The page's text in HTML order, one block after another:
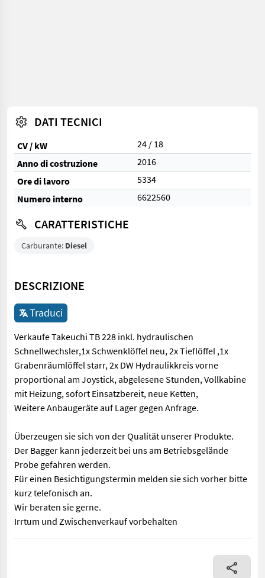
DATI TECNICI
CV / kW
24 / 18
Anno di costruzione
2016
Ore di lavoro
5334
Numero interno
6622560
CARATTERISTICHE
Carburante: Diesel
DESCRIZIONE
Traduci
Verkaufe Takeuchi TB 228 inkl. hydraulischen
Schnellwechsler,1x Schwenklöffel neu, 2x Tieflöffel ,1x
Grabenräumlöffel starr, 2x DW Hydraulikkreis vorne
proportional am Joystick, abgelesene Stunden, Vollkabine
mit Heizung, sofort Einsatzbereit, neue Ketten,
Weitere Anbaugeräte auf Lager gegen Anfrage.
Überzeugen sie sich von der Qualität unserer Produkte.
Der Bagger kann jederzeit bei uns am Betriebsgelände
Probe gefahren werden.
Für einen Besichtigungstermin melden sie sich vorher bitte
kurz telefonisch an.
Wir beraten sie gerne.
Irrtum und Zwischenverkauf vorbehalten
Verkaufe Takeuchi TB 228 inkl. hydraulischen